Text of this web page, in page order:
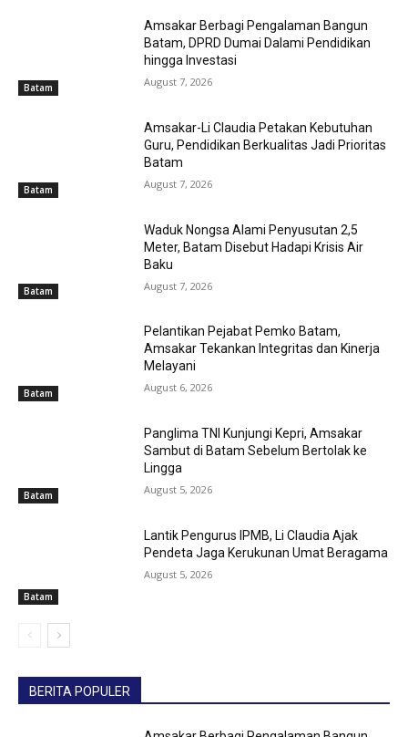
Batam
Amsakar Berbagi Pengalaman Bangun
Batam, DPRD Dumai Dalami Pendidikan
hingga Investasi
August 7, 2026
Batam
Amsakar-Li Claudia Petakan Kebutuhan
Guru, Pendidikan Berkualitas Jadi Prioritas
Batam
August 7, 2026
Batam
Waduk Nongsa Alami Penyusutan 2,5
Meter, Batam Disebut Hadapi Krisis Air
Baku
August 7, 2026
Batam
Pelantikan Pejabat Pemko Batam,
Amsakar Tekankan Integritas dan Kinerja
Melayani
August 6, 2026
Batam
Panglima TNI Kunjungi Kepri, Amsakar
Sambut di Batam Sebelum Bertolak ke
Lingga
August 5, 2026
Batam
Lantik Pengurus IPMB, Li Claudia Ajak
Pendeta Jaga Kerukunan Umat Beragama
August 5, 2026
BERITA POPULER